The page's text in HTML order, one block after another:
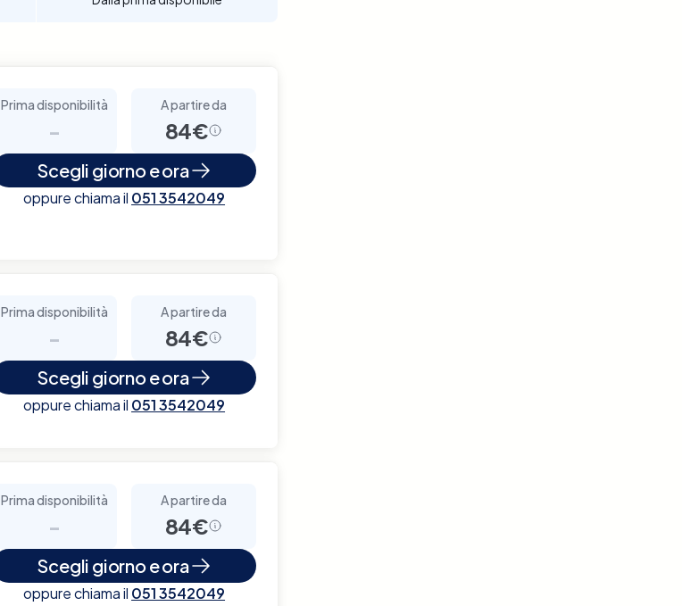
Prima disponibilità
-
A partire da
84€
Scegli giorno e ora
oppure chiama il 051 3542049
Prima disponibilità
-
A partire da
84€
Scegli giorno e ora
oppure chiama il 051 3542049
Prima disponibilità
-
A partire da
84€
Scegli giorno e ora
oppure chiama il 051 3542049